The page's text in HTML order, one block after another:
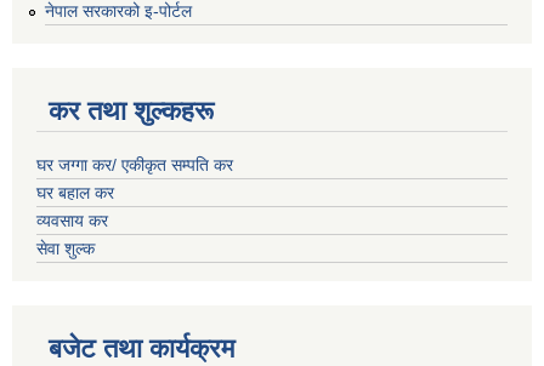
नेपाल सरकारको इ-पोर्टल
कर तथा शुल्कहरू
घर जग्गा कर/ एकीकृत सम्पति कर
घर बहाल कर
व्यवसाय कर
सेवा शुल्क
बजेट तथा कार्यक्रम